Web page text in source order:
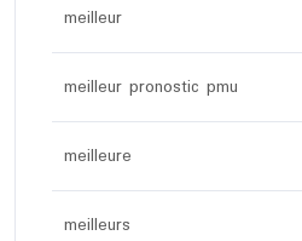
meilleur
meilleur pronostic pmu
meilleure
meilleurs